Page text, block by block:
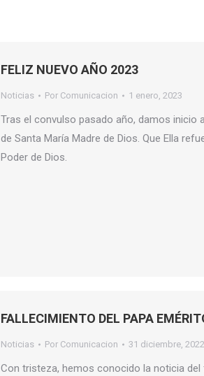
FELIZ NUEVO AÑO 2023
Noticias Por Comunicacion 1 enero, 2023
Tras el convulso pasado año, damos inicio
de Santa María Madre de Dios. Que Ella
Poder de Dios.
FALLECIMIENTO DEL PAPA
Noticias Por Comunicacion 31 diciembre, 2022
Con tristeza, hemos conocido la noticia